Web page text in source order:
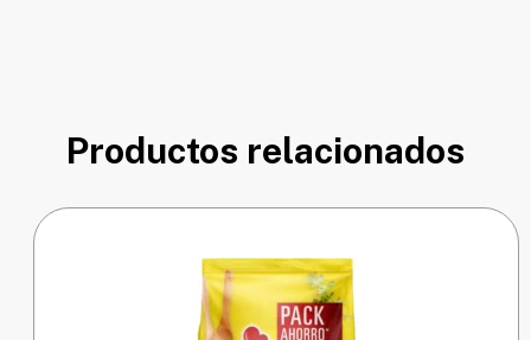
Productos relacionados